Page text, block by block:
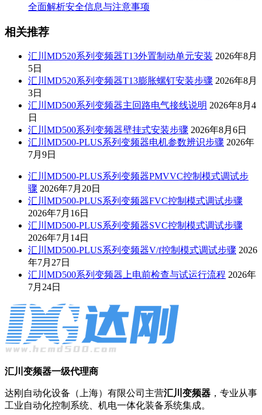
全面解析安全信息与注意事项
相关推荐
汇川MD520系列变频器T13外置制动单元安装 2026年8月
5日
汇川MD520系列变频器T13膨胀螺钉安装步骤 2026年8月
3日
汇川MD500系列变频器主回路电气接线说明 2026年8月4
日
汇川MD500系列变频器壁挂式安装步骤 2026年8月6日
汇川MD500-PLUS系列变频器电机参数辨识步骤 2026年
7月9日
汇川MD500-PLUS系列变频器PMVVC控制模式调试步
骤 2026年7月20日
汇川MD500-PLUS系列变频器FVC控制模式调试步骤
2026年7月16日
汇川MD500-PLUS系列变频器SVC控制模式调试步骤
2026年7月14日
汇川MD500-PLUS系列变频器V/f控制模式调试步骤 2026
年7月27日
汇川MD500系列变频器上电前检查与试运行流程 2026年
7月24日
汇川变频器一级代理商
达刚自动化设备（上海）有限公司主营汇川变频器 ，专业从事
工业自动化控制系统、机电一体化装备系统集成。